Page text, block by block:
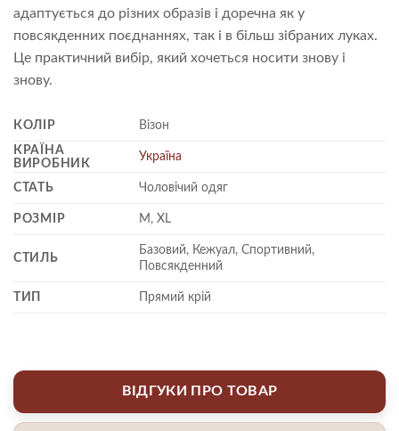
адаптується до різних образів і доречна як у
повсякденних поєднаннях, так і в більш зібраних луках.
Це практичний вибір, який хочеться носити знову і
знову.
КОЛІР
Візон
КРАЇНА
ВИРОБНИК
Україна
СТАТЬ Чоловічий одяг
РОЗМІР M, XL
СТИЛЬ
Базовий, Кежуал, Спортивний,
Повсякденний
ТИП Прямий крій
ВІДГУКИ ПРО ТОВАР